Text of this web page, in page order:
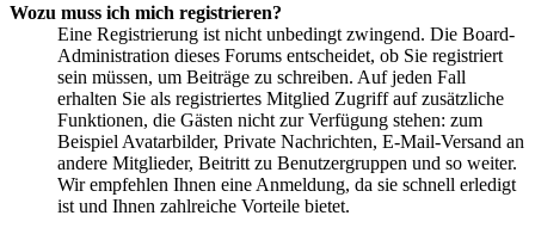
Wozu muss ich mich registrieren?
Eine Registrierung ist nicht unbedingt zwingend. Die Board-
Administration dieses Forums entscheidet, ob Sie registriert
sein müssen, um Beiträge zu schreiben. Auf jeden Fall
erhalten Sie als registriertes Mitglied Zugriff auf zusätzliche
Funktionen, die Gästen nicht zur Verfügung stehen: zum
Beispiel Avatarbilder, Private Nachrichten, E-Mail-Versand an
andere Mitglieder, Beitritt zu Benutzergruppen und so weiter.
Wir empfehlen Ihnen eine Anmeldung, da sie schnell erledigt
ist und Ihnen zahlreiche Vorteile bietet.